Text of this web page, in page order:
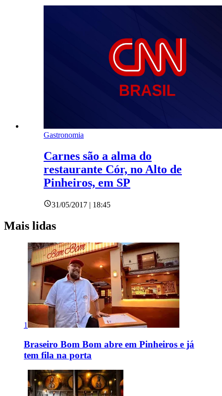
Gastronomia
Carnes são a alma do
restaurante Cór, no Alto de
Pinheiros, em SP
31/05/2017 | 18:45
Mais lidas
1
Braseiro Bom Bom abre em Pinheiros e já
tem fila na porta